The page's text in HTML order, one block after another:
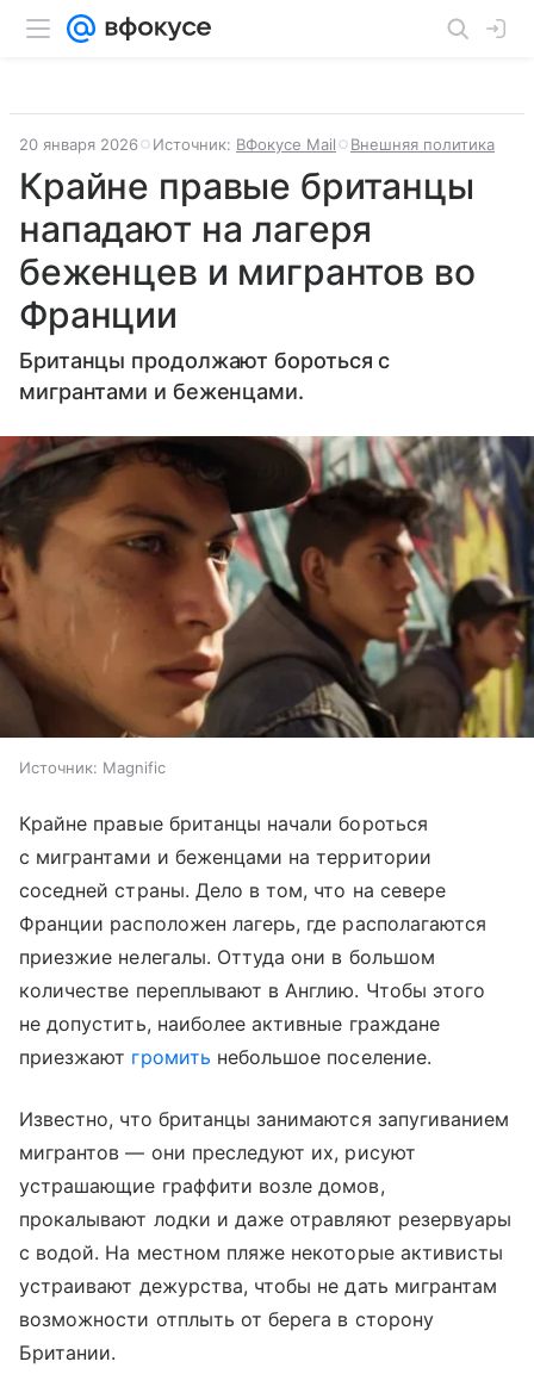
20 января 2026 Источник: ВФокусе Mail Внешняя политика
Крайне правые британцы
нападают на лагеря
беженцев и мигрантов во
Франции
Британцы продолжают бороться с
мигрантами и беженцами.
Источник: Magnific
Крайне правые британцы начали бороться
с мигрантами и беженцами на территории
соседней страны. Дело в том, что на севере
Франции расположен лагерь, где располагаются
приезжие нелегалы. Оттуда они в большом
количестве переплывают в Англию. Чтобы этого
не допустить, наиболее активные граждане
приезжают громить небольшое поселение.
Известно, что британцы занимаются запугиванием
мигрантов — они преследуют их, рисуют
устрашающие граффити возле домов,
прокалывают лодки и даже отравляют резервуары
с водой. На местном пляже некоторые активисты
устраивают дежурства, чтобы не дать мигрантам
возможности отплыть от берега в сторону
Британии.